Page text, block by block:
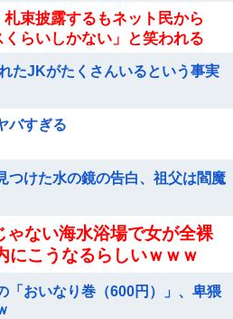
札束披露するもネット民から
くらいしかない」と笑われる
たJKがたくさんいるという事実
バすぎる
つけた水の鏡の告白、祖父は閻魔
ゃない海水浴場で女が全裸
にこうなるらしいｗｗｗ
「おいなり巻（600円）」、卑猥